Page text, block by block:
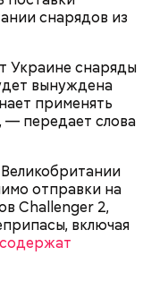
снарядов из
Украине снаряды
вынуждена
применять
передает слова
отправки на
Challenger 2,
включая
содержат
похоже на
не стоит
опасную дозу
никак не
и экологии.
уже
средства для
нелепых и
мнение военный